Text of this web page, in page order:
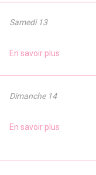
Samedi 13
En savoir plus
Dimanche 14
En savoir plus